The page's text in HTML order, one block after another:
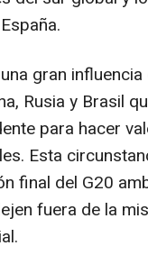
gran influencia
Rusia y Brasil
para hacer
Esta
final del G20
fuera de la